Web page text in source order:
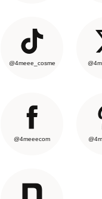
@4meee_cosme
@4meeecom